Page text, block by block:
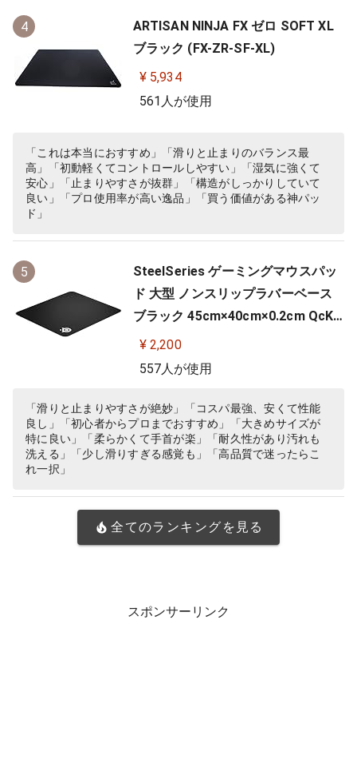
4
ARTISAN NINJA FX ゼロ SOFT XL
ブラック (FX-ZR-SF-XL)
¥ 5,934
561人が使用
「これは本当におすすめ」「滑りと止まりのバランス最
高」「初動軽くてコントロールしやすい」「湿気に強くて
安心」「止まりやすさが抜群」「構造がしっかりしていて
良い」「プロ使用率が高い逸品」「買う価値がある神パッ
ド」
5
SteelSeries ゲーミングマウスパッ
ド 大型 ノンスリップラバーベース
ブラック 45cm×40cm×0.2cm QcK
+ 63003
¥ 2,200
557人が使用
「滑りと止まりやすさが絶妙」「コスパ最強、安くて性能
良し」「初心者からプロまでおすすめ」「大きめサイズが
特に良い」「柔らかくて手首が楽」「耐久性があり汚れも
洗える」「少し滑りすぎる感覚も」「高品質で迷ったらこ
れ一択」
全てのランキングを見る
スポンサーリンク